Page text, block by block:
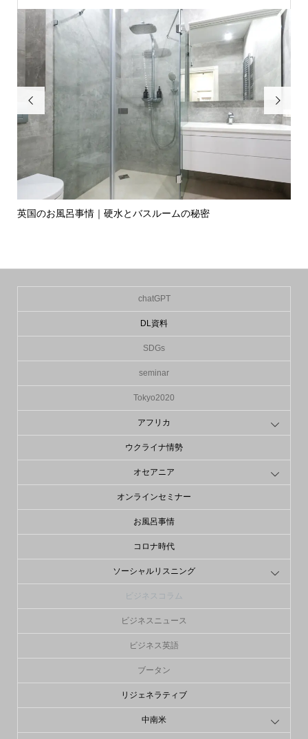

英国のお風呂事情｜硬水とバスルームの秘密

chatGPT
DL資料
SDGs
seminar
Tokyo2020
アフリカ
ウクライナ情勢
オセアニア
オンラインセミナー
お風呂事情
コロナ時代
ソーシャルリスニング
ビジネスコラム
ビジネスニュース
ビジネス英語
ブータン
リジェネラティブ
中南米